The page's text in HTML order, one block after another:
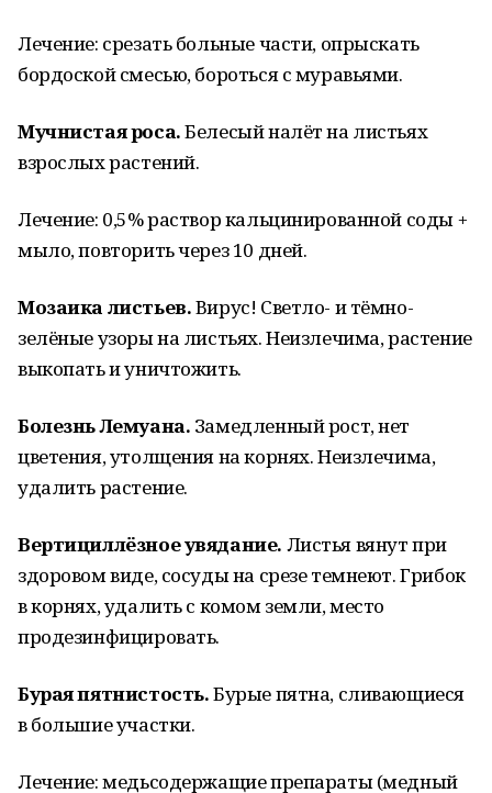
Лечение: срезать больные части, опрыскать
бордоской смесью, бороться с муравьями.
Мучнистая роса.Белесый налёт на листьях
взрослых растений.
Лечение: 0,5% раствор кальцинированной соды +
мыло, повторить через 10 дней.
Мозаика листьев.Вирус! Светло- и тёмно-
зелёные узоры на листьях. Неизлечима, растение
выкопать и уничтожить.
Болезнь Лемуана. Замедленный рост, нет
цветения, утолщения на корнях. Неизлечима,
удалить растение.
Вертициллёзное увядание. Листья вянут при
здоровом виде, сосуды на срезе темнеют. Грибок
в корнях, удалить с комом земли, место
продезинфицировать.
Бурая пятнистость.Бурые пятна, сливающиеся
в большие участки.
Лечение: медьсодержащие препараты (медный